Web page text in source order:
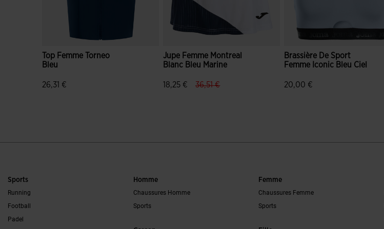
Top Femme Torneo
Bleu
26,31 €
Jupe Femme Montreal
Blanc Bleu Marine
18,25 € label.price.reduced.from
36,51 €label.price.to
Brassière De Sport
Femme Iconic Bleu Ciel
20,00 €
Sports
Running
Football
Padel
Homme
Chaussures Homme
Sports
Femme
Chaussures Femme
Sports